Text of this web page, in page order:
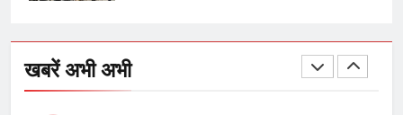
खबरें अभी अभी
अमर शहीद ठाकुर रोशन सिंह के नाम पर
स्वरूप रानी नेहरू चिकित्सालय का